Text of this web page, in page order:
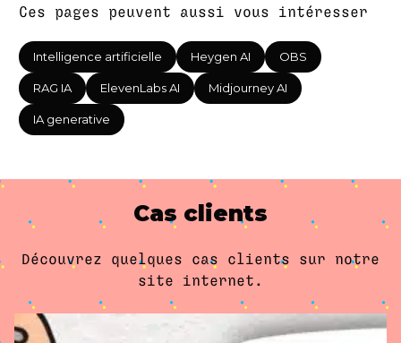
Ces pages peuvent aussi vous intéresser
Intelligence artificielle Heygen AI OBS
RAG IA ElevenLabs AI Midjourney AI
IA generative
Cas clients
Découvrez quelques cas clients sur notre
site internet.